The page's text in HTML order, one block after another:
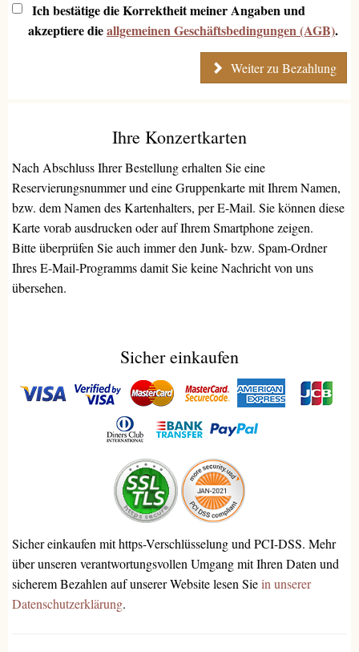
Ich bestätige die Korrektheit meiner Angaben und
akzeptiere dieallgemeinen Geschäftsbedingungen (AGB).
Weiter zu Bezahlung
Ihre Konzertkarten
Nach Abschluss Ihrer Bestellung erhalten Sie eine
Reservierungsnummer und eine Gruppenkarte mit Ihrem Namen,
bzw. dem Namen des Kartenhalters, per E-Mail. Sie können diese
Karte vorab ausdrucken oder auf Ihrem Smartphone zeigen.
Bitte überprüfen Sie auch immer den Junk- bzw. Spam-Ordner
Ihres E-Mail-Programms damit Sie keine Nachricht von uns
übersehen.
Sicher einkaufen
Sicher einkaufen mit https-Verschlüsselung und PCI-DSS. Mehr
über unseren verantwortungsvollen Umgang mit Ihren Daten und
sicherem Bezahlen auf unserer Website lesen Siein unserer
Datenschutzerklärung.